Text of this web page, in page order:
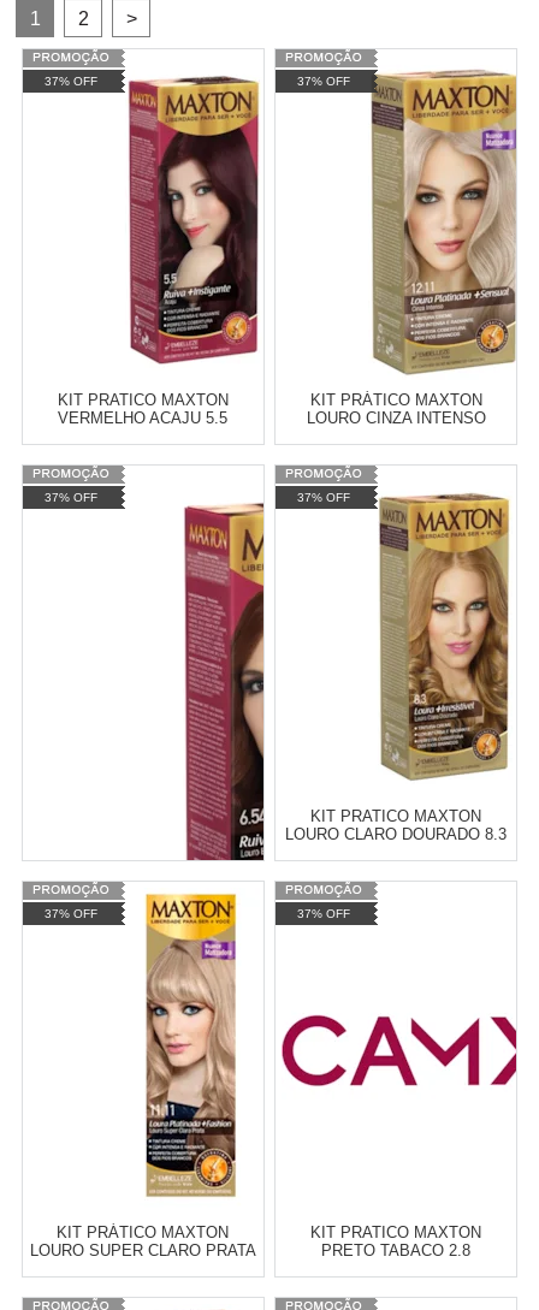
1 2 >
37% OFF
KIT PRATICO MAXTON
VERMELHO ACAJU 5.5
Varejo:
Atacado: R$ 2.550,90 (Apenas
R$ 255,09
COSMÉTICOS
COMPRAR
37% OFF
KIT PRÁTICO MAXTON
LOURO CINZA INTENSO
Varejo:
Atacado: R$ 2.550,90 (Apenas
Revendedor)
de R$ 255,09
Cat:CREME
COMPRAR
37% OFF
KIT PRATICO MAXTON
LOURO ESCURO ACAJU
ACOBREADO 6.54
4.050,70
2.550,90 (Apenas
Revendedor)
R$ 255,09
CREME
COMPRAR
37% OFF
KIT PRATICO MAXTON
LOURO CLARO DOURADO 8.3
Varejo:
Atacado: R$
COMPRAR
37% OFF
KIT PRÁTICO MAXTON
LOURO SUPER CLARO PRATA
37% OFF
KIT PRATICO MAXTON
PRETO TABACO 2.8